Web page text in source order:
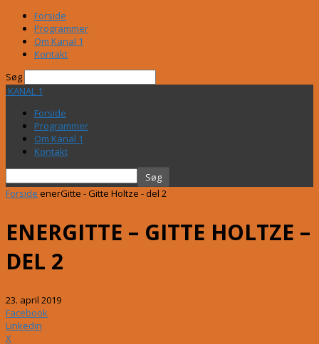
Forside
Programmer
Om Kanal 1
Kontakt
Søg
KANAL 1
Forside
Programmer
Om Kanal 1
Kontakt
Forside enerGitte - Gitte Holtze - del 2
ENERGITTE – GITTE HOLTZE –
DEL 2
23. april 2019
Facebook
Linkedin
X